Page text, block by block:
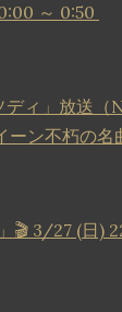
～ 0:50
ィ」放送
ーン不朽の名
🎬 3/27 (日)